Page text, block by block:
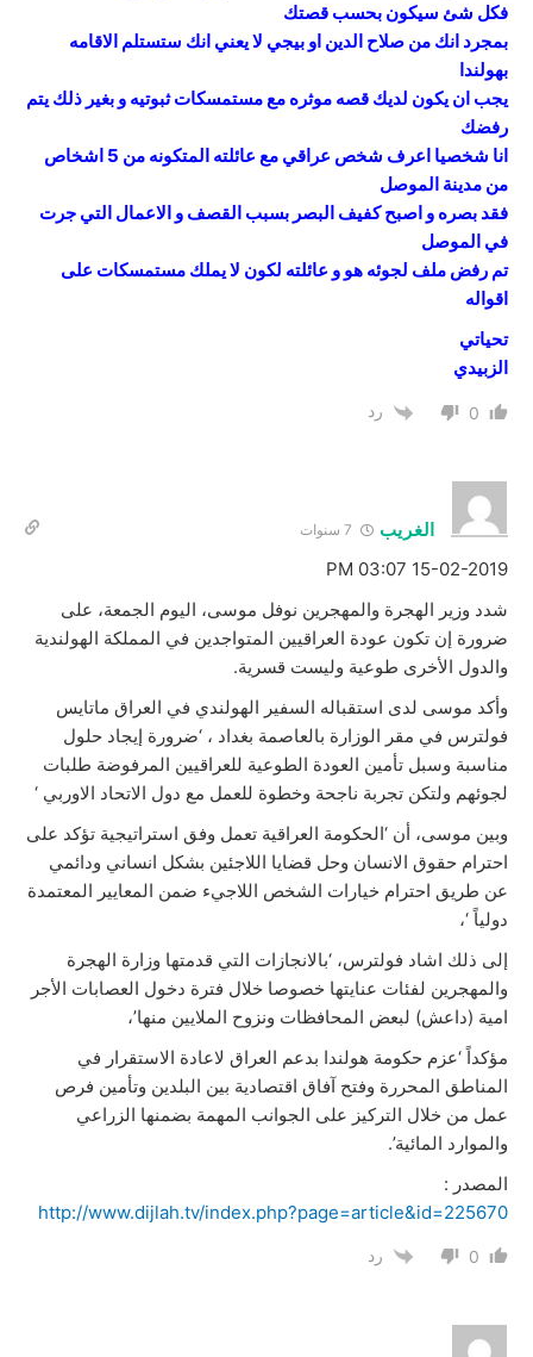
فكل شئ سيكون بحسب قصتك
بمجرد انك من صلاح الدين او بيجي لا يعني انك ستستلم الاقامه
بهولندا
يجب ان يكون لديك قصه موثره مع مستمسكات ثبوتيه و بغير ذلك يتم
رفضك
انا شخصيا اعرف شخص عراقي مع عائلته المتكونه من 5 اشخاص
من مدينة الموصل
فقد بصره و اصبح كفيف البصر بسبب القصف و الاعمال التي جرت
في الموصل
تم رفض ملف لجوئه هو و عائلته لكون لا يملك مستمسكات على
اقواله
تحياتي
الزبيدي
0 رد
الغريب
15-02-2019 03:07 PM
شدد وزير الهجرة والمهجرين نوفل موسى، اليوم الجمعة، على
ضرورة إن تكون عودة العراقيين المتواجدين في المملكة الهولندية
والدول الأخرى طوعية وليست قسرية.
وأكد موسى لدى استقباله السفير الهولندي في العراق ماتايس
فولترس في مقر الوزارة بالعاصمة بغداد ، ‘ضرورة إيجاد حلول
مناسبة وسبل تأمين العودة الطوعية للعراقيين المرفوضة طلبات
لجوئهم ولتكن تجربة ناجحة وخطوة للعمل مع دول الاتحاد الاوربي ‘
وبين موسى، أن ‘الحكومة العراقية تعمل وفق استراتيجية تؤكد على
احترام حقوق الانسان وحل قضايا اللاجئين بشكل انساني ودائمي
عن طريق احترام خيارات الشخص اللاجيء ضمن المعايير المعتمدة
دولياً ‘،
إلى ذلك اشاد فولترس، ‘بالانجازات التي قدمتها وزارة الهجرة
والمهجرين لفئات عنايتها خصوصا خلال فترة دخول العصابات الأجر
امية (داعش) لبعض المحافظات ونزوح الملايين منها’،
مؤكداً ‘عزم حكومة هولندا بدعم العراق لاعادة الاستقرار في
المناطق المحررة وفتح آفاق اقتصادية بين البلدين وتأمين فرص
عمل من خلال التركيز على الجوانب المهمة بضمنها الزراعي
والموارد المائية’.
المصدر :
http://www.dijlah.tv/index.php?page=article&id=225670
0 رد